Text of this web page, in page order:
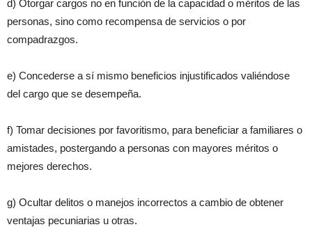
d) Otorgar cargos no en función de la capacidad o méritos de las
personas, sino como recompensa de servicios o por
compadrazgos.
e) Concederse a sí mismo beneficios injustificados valiéndose
del cargo que se desempeña.
f) Tomar decisiones por favoritismo, para beneficiar a familiares o
amistades, postergando a personas con mayores méritos o
mejores derechos.
g) Ocultar delitos o manejos incorrectos a cambio de obtener
ventajas pecuniarias u otras.